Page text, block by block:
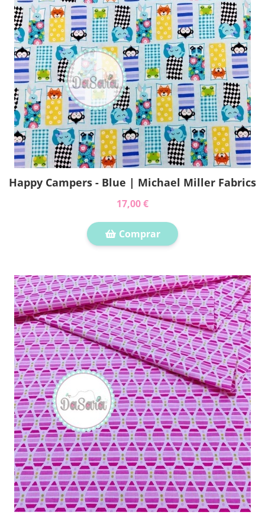
Happy Campers - Blue | Michael Miller Fabrics
17,00 €
Comprar